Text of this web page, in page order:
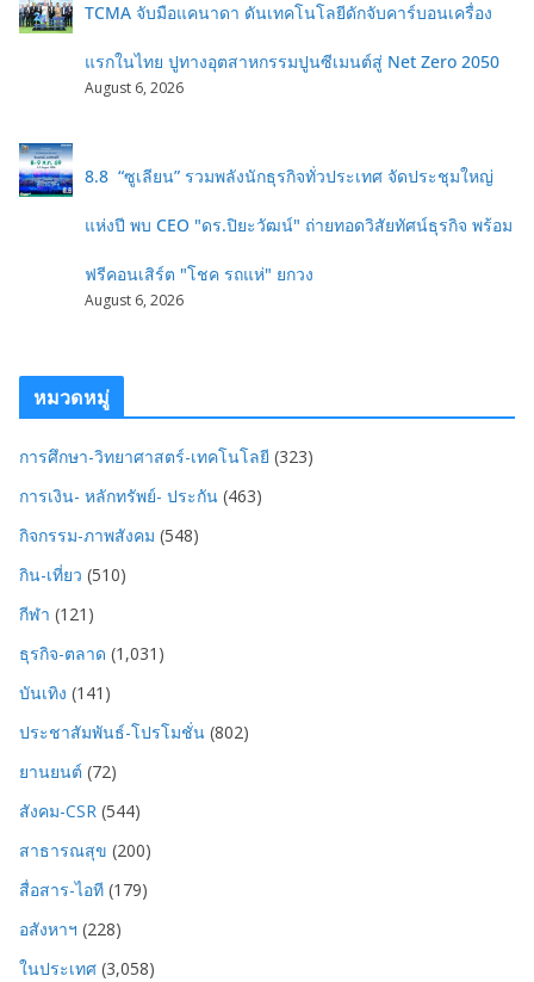
TCMA จับมือแคนาดา ดันเทคโนโลยีดักจับคาร์บอนเครื่อง
แรกในไทย ปูทางอุตสาหกรรมปูนซีเมนต์สู่ Net Zero 2050
August 6, 2026
8.8 “ซูเลียน” รวมพลังนักธุรกิจทั่วประเทศ จัดประชุมใหญ่
แห่งปี พบ CEO "ดร.ปิยะวัฒน์" ถ่ายทอดวิสัยทัศน์ธุรกิจ พร้อม
ฟรีคอนเสิร์ต "โชค รถแห่" ยกวง
August 6, 2026
หมวดหมู่
การศึกษา-วิทยาศาสตร์-เทคโนโลยี (323)
การเงิน- หลักทรัพย์- ประกัน (463)
กิจกรรม-ภาพสังคม (548)
กิน-เที่ยว (510)
กีฬา (121)
ธุรกิจ-ตลาด (1,031)
บันเทิง (141)
ประชาสัมพันธ์-โปรโมชั่น (802)
ยานยนต์ (72)
สังคม-CSR (544)
สาธารณสุข (200)
สื่อสาร-ไอที (179)
อสังหาฯ (228)
ในประเทศ (3,058)